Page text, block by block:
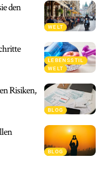
WELT
den
LEBENSSTIL
WELT
BLOG
Risiken,
BLOG